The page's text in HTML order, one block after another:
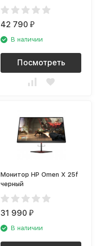
42 790₽
В наличии
Посмотреть
Монитор HP Omen X 25f
черный
31 990₽
В наличии